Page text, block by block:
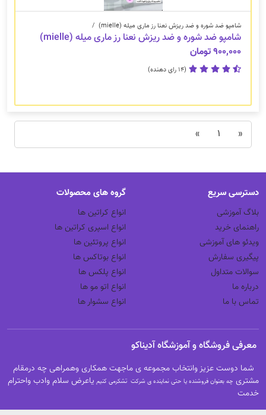
شامپو ضد شوره و ضد ریزش نعنا رز ماری میله (mielle) /
شامپو ضد شوره و ضد ریزش نعنا رز ماری میله (mielle)
۹۰۰,۰۰۰ تومان
(14 رای دهنده)
« ۱ »
دسترسی سریع
بلاگ آموزشی
راهنمای خرید
ویدئو های آموزشی
پیگیری سفارش
سوالات متداول
درباره ما
تماس با ما
گروه های محصولات
انواع کراتین ها
انواع اسپری کراتین ها
انواع پروتئین ها
انواع بوتاکس ها
انواع پلکس ها
انواع اتو مو ها
انواع سشوار ها
معرفی فروشگاه و آموزشگاه آدیناکو
شما دوست عزیز وانتخاب مجموعه ی ماجهت همکاری وهمراهی چه درمقام
مشتری چه بعنوان فروشنده یا حتی نماینده ی شرکت تشکرمی کنیم یاعرض سلام وادب واحترام
خدمت